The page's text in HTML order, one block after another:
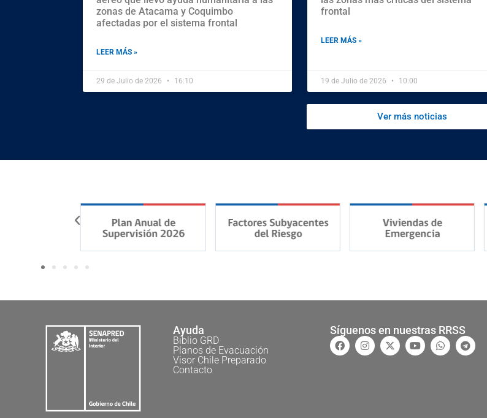
zonas de Atacama y Coquimbo
afectadas por el sistema frontal
LEER MÁS »
29 de Julio de 2026 16:10
frontal
LEER MÁS »
19 de Julio de 2026 10:00
Ver más noticias
Ayuda
Biblio GRD
Planos de Evacuación
Visor Chile Preparado
Contacto
Síguenos en nuestras RRSS